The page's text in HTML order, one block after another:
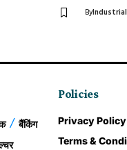
By
बैंकिंग
Policies
Privacy Policy
Terms &